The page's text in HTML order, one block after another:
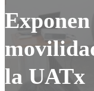
la UATx